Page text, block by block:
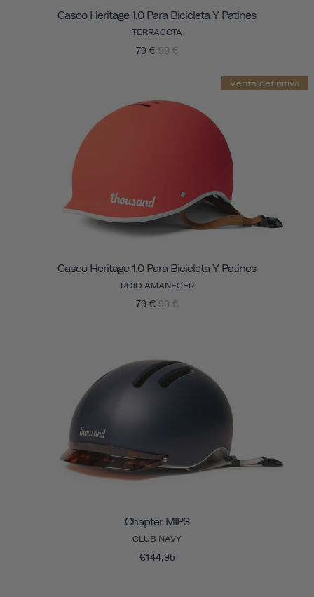
Casco Heritage 1.0 Para Bicicleta Y Patines
TERRACOTA
79 € 99 €
Venta definitiva
Casco Heritage 1.0 Para Bicicleta Y Patines
ROJO AMANECER
79 € 99 €
Chapter MIPS
CLUB NAVY
€144,95